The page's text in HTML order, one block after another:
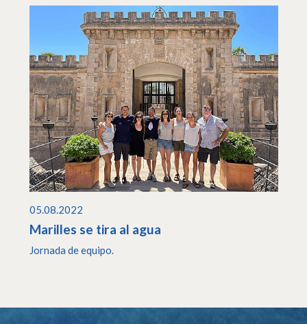
05.08.2022
Marilles se tira al agua
Jornada de equipo.